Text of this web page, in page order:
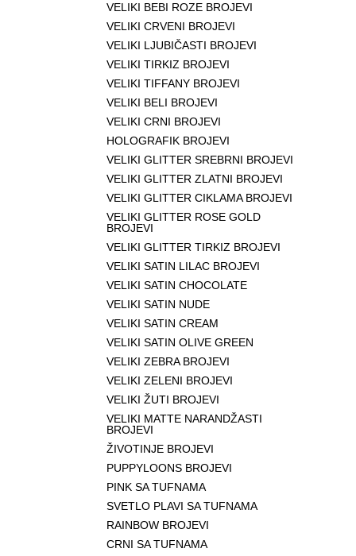
VELIKI BEBI ROZE BROJEVI
VELIKI CRVENI BROJEVI
VELIKI LJUBIČASTI BROJEVI
VELIKI TIRKIZ BROJEVI
VELIKI TIFFANY BROJEVI
VELIKI BELI BROJEVI
VELIKI CRNI BROJEVI
HOLOGRAFIK BROJEVI
VELIKI GLITTER SREBRNI BROJEVI
VELIKI GLITTER ZLATNI BROJEVI
VELIKI GLITTER CIKLAMA BROJEVI
VELIKI GLITTER ROSE GOLD
BROJEVI
VELIKI GLITTER TIRKIZ BROJEVI
VELIKI SATIN LILAC BROJEVI
VELIKI SATIN CHOCOLATE
VELIKI SATIN NUDE
VELIKI SATIN CREAM
VELIKI SATIN OLIVE GREEN
VELIKI ZEBRA BROJEVI
VELIKI ZELENI BROJEVI
VELIKI ŽUTI BROJEVI
VELIKI MATTE NARANDŽASTI
BROJEVI
ŽIVOTINJE BROJEVI
PUPPYLOONS BROJEVI
PINK SA TUFNAMA
SVETLO PLAVI SA TUFNAMA
RAINBOW BROJEVI
CRNI SA TUFNAMA